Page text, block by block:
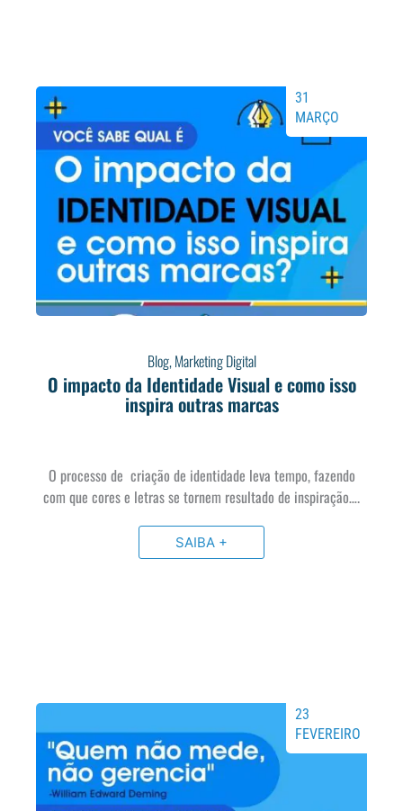
Blog,Marketing Digital
O impacto da Identidade Visual e como isso
inspira outras marcas
31
MARÇO
O processo de criação de identidade leva tempo, fazendo
com que cores e letras se tornem resultado de inspiração….
SAIBA +
23
FEVEREIRO